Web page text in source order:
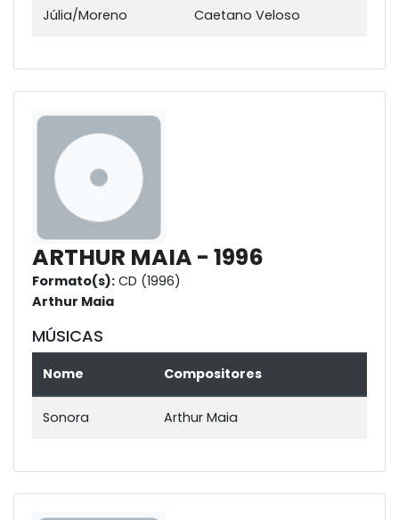
Júlia/Moreno Caetano Veloso
ARTHUR MAIA - 1996
Formato(s): CD (1996)
Arthur Maia
MÚSICAS
Nome Compositores
Sonora Arthur Maia